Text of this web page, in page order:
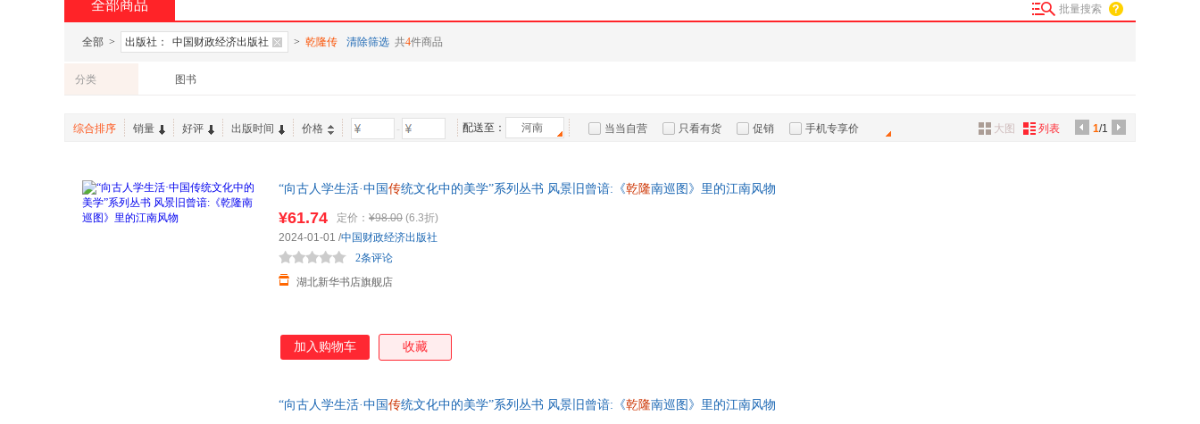
家居日用
全部商品 批量搜索
全部 > 出版社： 中国财政经济出版社 > 乾隆传 清除筛选 共4件商品
分类 图书
综合排序 销量 好评 出版时间 价格 - 配送至： 河南 当当自营 只看有货 促销 手机专享价 1/1
大图 列表
“向古人学生活·中国 传统文化中的美学”系列丛书 风景旧曾谙:《乾隆南巡图》里的江南风物
¥61.74 定价： ¥98.00 (6.3折)
湖北新华书店旗舰店
2条评论
2024-01-01 /中国财政经济出版社
加入购物车 收藏
“向古人学生活·中国 传统文化中的美学”系列丛书 风景旧曾谙:《乾隆南巡图》里的江南风物